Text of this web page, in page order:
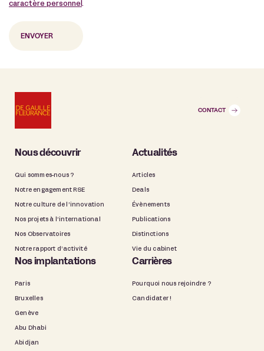
caractère personnel .
CONTACT
Nous découvrir
Qui sommes-nous ?
Notre engagement RSE
Notre culture de l’innovation
Nos projets à l’international
Nos Observatoires
Notre rapport d’activité
Actualités
Articles
Deals
Évènements
Publications
Distinctions
Vie du cabinet
Nos implantations
Paris
Bruxelles
Genève
Abu Dhabi
Abidjan
Carrières
Pourquoi nous rejoindre ?
Candidater !